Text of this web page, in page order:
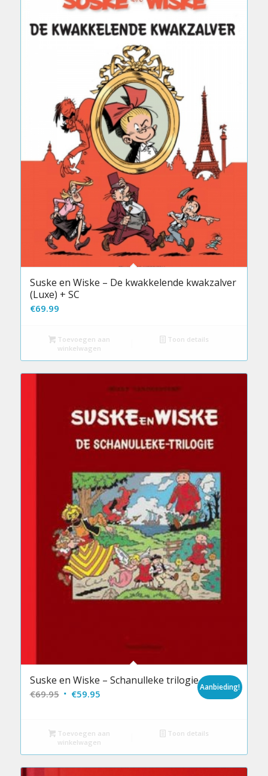
Suske en Wiske – De kwakkelende kwakzalver
(Luxe) + SC
€69.99
Toevoegen aan
winkelwagen
Toon details
Suske en Wiske – Schanulleke trilogie
€69.95 Oorspronkelijke
€69.95.
€59.95Huidige
€59.95.
Aanbieding!
Toevoegen aan
winkelwagen
Toon details